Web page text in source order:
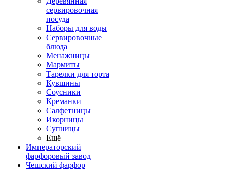
сервировочная
посуда
Наборы для воды
Сервировочные
блюда
Менажницы
Мармиты
Тарелки для торта
Кувшины
Соусники
Креманки
Салфетницы
Икорницы
Супницы
Ещё
Императорский
фарфоровый завод
Чешский фарфор